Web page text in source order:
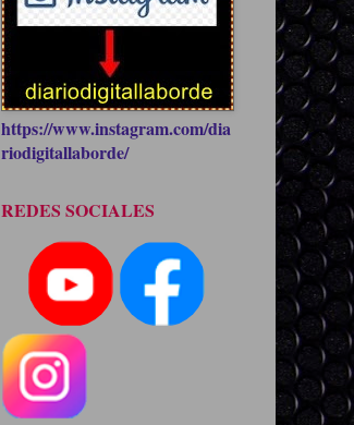
https://www.instagram.com/dia
riodigitallaborde/
REDES SOCIALES